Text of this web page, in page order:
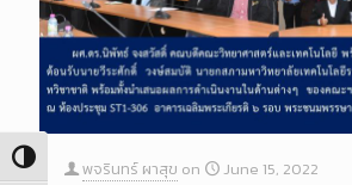
Toggle High Contrast
พจรินทร์ ผาสุข on
June 15, 2022